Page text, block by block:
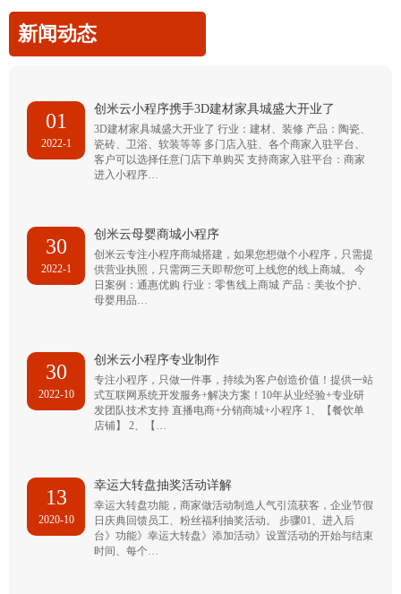
新闻动态
01
2022-1
创米云小程序携手3D建材家具城盛大开业了
3D建材家具城盛大开业了 行业：建材、装修 产品：陶瓷、
瓷砖、卫浴、软装等等 多门店入驻、各个商家入驻平台、
客户可以选择任意门店下单购买 支持商家入驻平台：商家
进入小程序…
30
2022-1
创米云母婴商城小程序
创米云专注小程序商城搭建，如果您想做个小程序，只需提
供营业执照，只需两三天即帮您可上线您的线上商城。 今
日案例：通惠优购 行业：零售线上商城 产品：美妆个护、
母婴用品…
30
2022-10
创米云小程序专业制作
专注小程序，只做一件事，持续为客户创造价值！提供一站
式互联网系统开发服务+解决方案！10年从业经验+专业研
发团队技术支持 直播电商+分销商城+小程序 1、【餐饮单
店铺】 2、【…
13
2020-10
幸运大转盘抽奖活动详解
幸运大转盘功能，商家做活动制造人气引流获客，企业节假
日庆典回馈员工、粉丝福利抽奖活动。 步骤01、进入后
台》功能》幸运大转盘》添加活动》设置活动的开始与结束
时间、每个…